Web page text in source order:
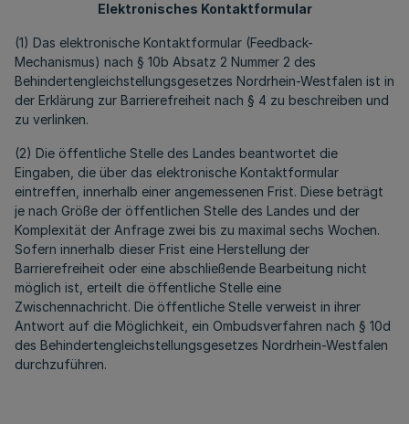
Elektronisches Kontaktformular
(1) Das elektronische Kontaktformular (Feedback-
Mechanismus) nach § 10b Absatz 2 Nummer 2 des
Behindertengleichstellungsgesetzes Nordrhein-Westfalen ist in
der Erklärung zur Barrierefreiheit nach § 4 zu beschreiben und
zu verlinken.
(2) Die öffentliche Stelle des Landes beantwortet die
Eingaben, die über das elektronische Kontaktformular
eintreffen, innerhalb einer angemessenen Frist. Diese beträgt
je nach Größe der öffentlichen Stelle des Landes und der
Komplexität der Anfrage zwei bis zu maximal sechs Wochen.
Sofern innerhalb dieser Frist eine Herstellung der
Barrierefreiheit oder eine abschließende Bearbeitung nicht
möglich ist, erteilt die öffentliche Stelle eine
Zwischennachricht. Die öffentliche Stelle verweist in ihrer
Antwort auf die Möglichkeit, ein Ombudsverfahren nach § 10d
des Behindertengleichstellungsgesetzes Nordrhein-Westfalen
durchzuführen.